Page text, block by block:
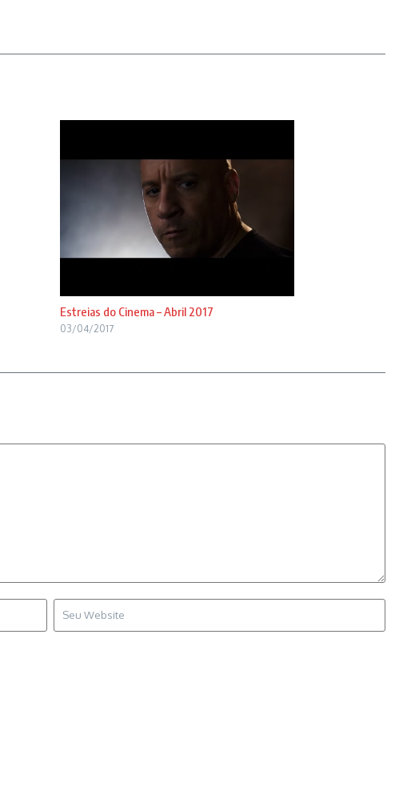
Estreias do Cinema – Abril 2017
03/04/2017